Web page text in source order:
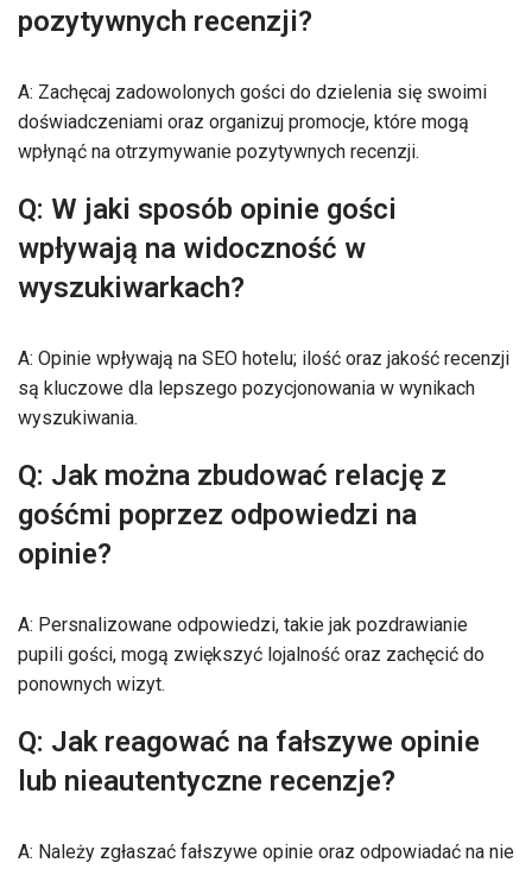
pozytywnych recenzji?
A: Zachęcaj zadowolonych gości do dzielenia się swoimi
doświadczeniami oraz organizuj promocje, które mogą
wpłynąć na otrzymywanie pozytywnych recenzji.
Q: W jaki sposób opinie gości
wpływają na widoczność w
wyszukiwarkach?
A: Opinie wpływają na SEO hotelu; ilość oraz jakość recenzji
są kluczowe dla lepszego pozycjonowania w wynikach
wyszukiwania.
Q: Jak można zbudować relację z
gośćmi poprzez odpowiedzi na
opinie?
A: Persnalizowane odpowiedzi, takie jak pozdrawianie
pupili gości, mogą zwiększyć lojalność oraz zachęcić do
ponownych wizyt.
Q: Jak reagować na fałszywe opinie
lub nieautentyczne recenzje?
A: Należy zgłaszać fałszywe opinie oraz odpowiadać na nie